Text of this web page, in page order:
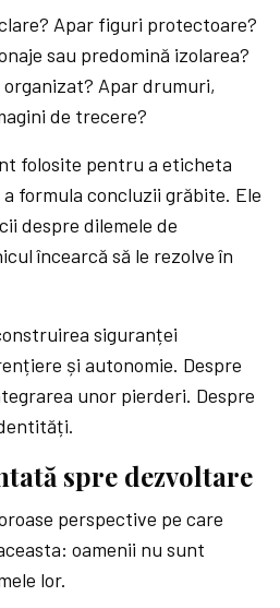
Apar figuri protectoare?
sau predomină izolarea?
Apar drumuri,
de trecere?
folosite pentru a eticheta
formula concluzii grăbite. Ele
despre dilemele de
încearcă să le rezolve în
siguranței
și autonomie. Despre
unor pierderi. Despre
spre dezvoltare
perspective pe care
oamenii nu sunt
lor.